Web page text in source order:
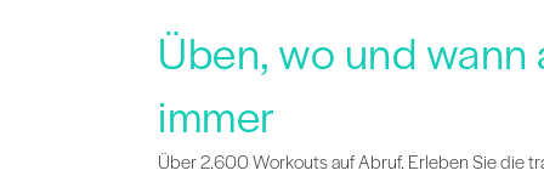
Üben, wo und wann
immer
Über 2.600 Workouts auf Abruf. Erleben Sie die